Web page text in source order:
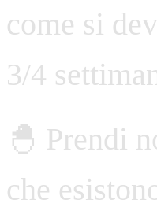
come si
3/4
🐣 Prendi
che